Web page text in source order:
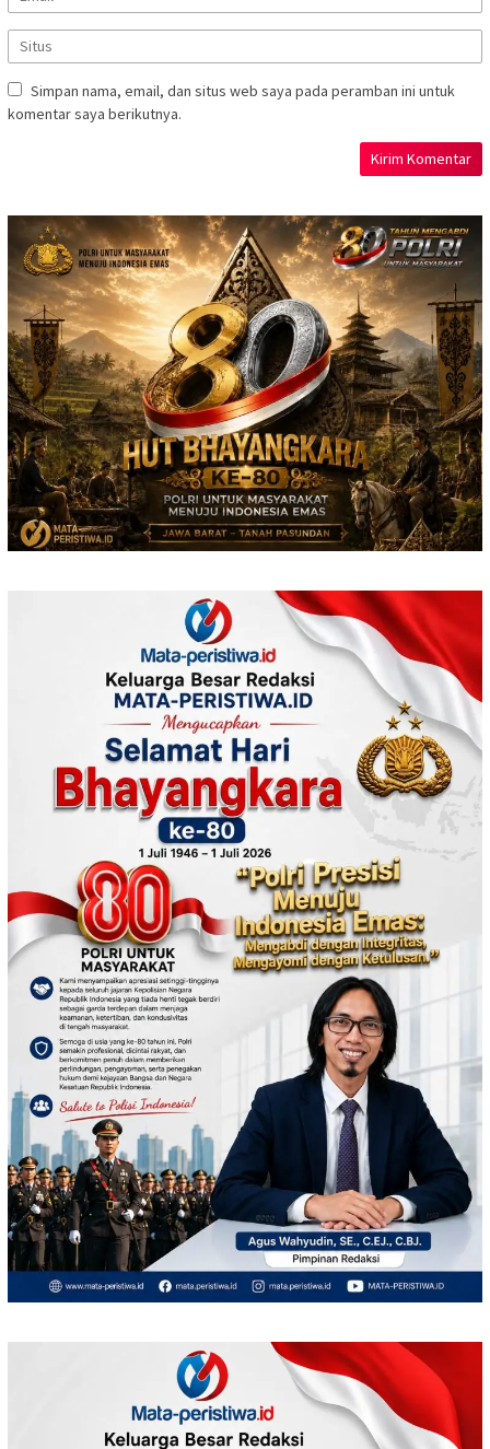
Simpan nama, email, dan situs web saya pada peramban ini untuk
komentar saya berikutnya.